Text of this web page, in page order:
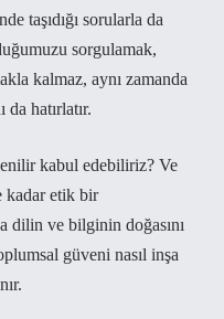
taşıdığı sorularla da
sorgulamak,
kalmaz, aynı zamanda
hatırlatır.
kabul edebiliriz? Ve
kadar etik bir
dilin ve bilginin doğasını
güveni nasıl inşa